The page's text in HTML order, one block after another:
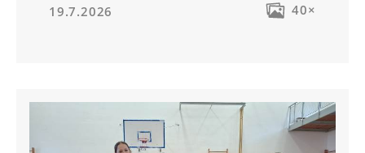
19.7.2026 40×